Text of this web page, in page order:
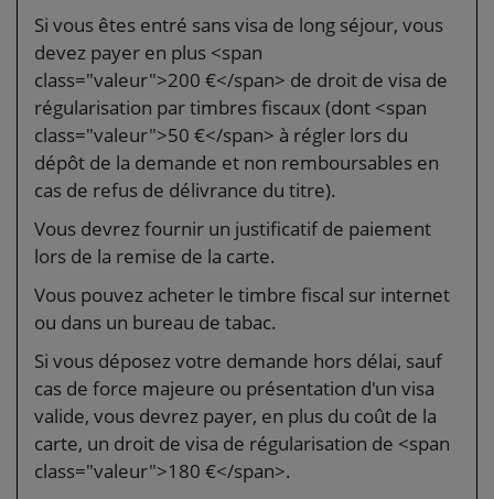
Si vous êtes entré sans visa de long séjour, vous
devez payer en plus <span
class="valeur">200 €</span> de droit de visa de
régularisation par timbres fiscaux (dont <span
class="valeur">50 €</span> à régler lors du
dépôt de la demande et non remboursables en
cas de refus de délivrance du titre).
Vous devrez fournir un justificatif de paiement
lors de la remise de la carte.
Vous pouvez acheter le timbre fiscal sur internet
ou dans un bureau de tabac.
Si vous déposez votre demande hors délai, sauf
cas de force majeure ou présentation d'un visa
valide, vous devrez payer, en plus du coût de la
carte, un droit de visa de régularisation de <span
class="valeur">180 €</span>.